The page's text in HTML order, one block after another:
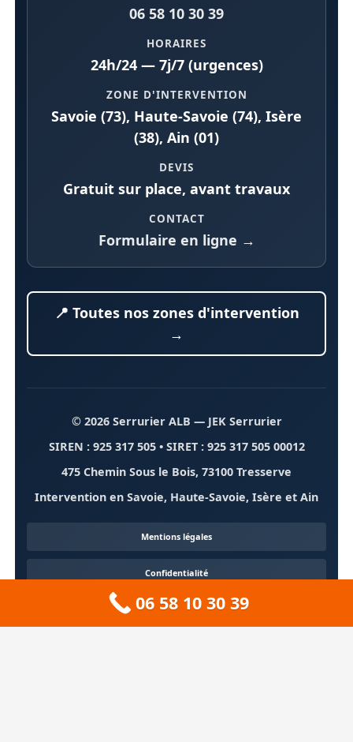
06 58 10 30 39
HORAIRES
24h/24 — 7j/7 (urgences)
ZONE D'INTERVENTION
Savoie (73), Haute-Savoie (74), Isère
(38), Ain (01)
DEVIS
Gratuit sur place, avant travaux
CONTACT
Formulaire en ligne →
📍 Toutes nos zones d'intervention
→
© 2026 Serrurier ALB — JEK Serrurier
SIREN : 925 317 505 • SIRET : 925 317 505 00012
475 Chemin Sous le Bois, 73100 Tresserve
Intervention en Savoie, Haute-Savoie, Isère et Ain
Mentions légales
Confidentialité
Contact
06 58 10 30 39